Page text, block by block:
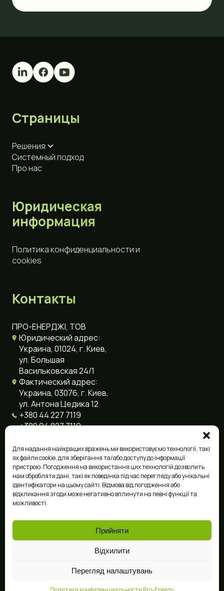
Для надання найкращих вражень ми використовуємо технології, такі
як файли cookie, для зберігання та/або доступу до інформації
пристрою. Погодження на використання цих технологій дозволить
нам обробляти дані, такі як поведінка під час перегляду або унікальні
ідентифікатори на цьому сайті. Відмова від погодження або
відкликання згоди може негативно вплинути на певні функції та
можливості.
Прийняти
Відхилити
Перегляд налаштувань
Страницы
Решения
Системный подход
Про нас
Юридическая
информация
Политика конфиденциальности и
cookies
Контакты
ПРО-ЕНЕРДЖІ, ТОВ
Юридический адрес:
Украина, 01024, г. Киев,
ул. Большая
Васильковская 24/1
Фактический адрес:
Украина, 03076, г. Киев,
ул. Антона Цедика 12
+380 44 227 7119
+380 94 827 7119
info@pro-energy.com.ua
Язык сайта
English
Solve Marketing